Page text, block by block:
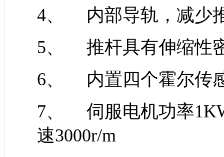
4、 内部导轨，减少
5、 推杆具有伸缩性
6、 内置四个霍尔传
7、 伺服电机功率
速3000r/m